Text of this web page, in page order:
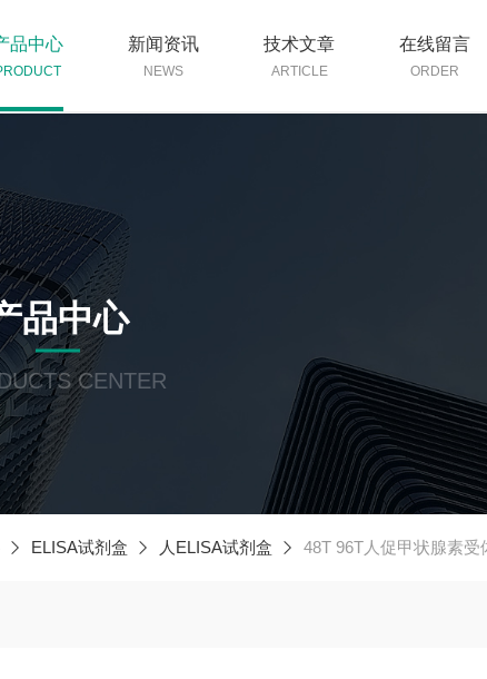
品中心 新闻资讯
NEWS
技术文章
ARTICLE
在线留言
ORDER
品中心
CENTER
ELISA试剂盒 人ELISA试剂盒 48T 96T人促甲状腺素受体